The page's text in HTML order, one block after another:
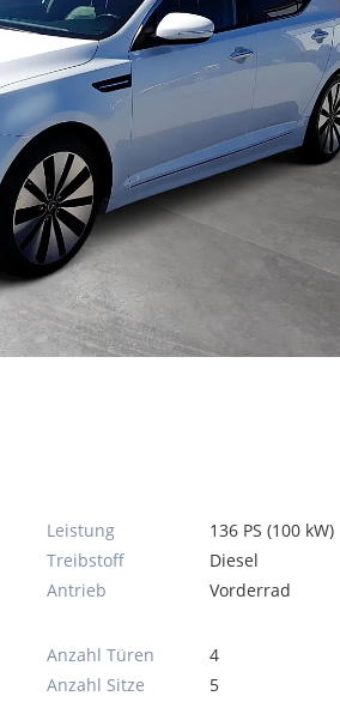
Leistung
136 PS (100 kW)
Treibstoff
Diesel
Antrieb
Vorderrad
Anzahl Türen
4
Anzahl Sitze
5